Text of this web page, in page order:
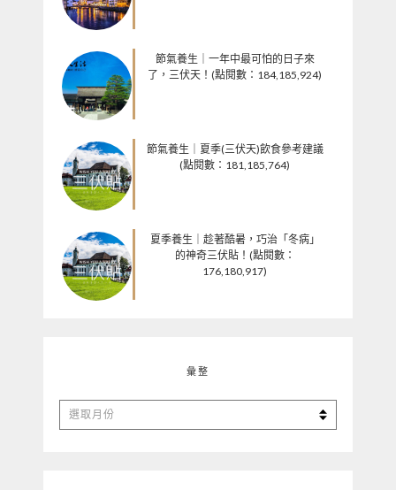
節氣養生｜一年中最可怕的日子來
了，三伏天！(點閱數：184,185,924)
節氣養生｜夏季(三伏天)飲食參考建議
(點閱數：181,185,764)
夏季養生｜趁著酷暑，巧治「冬病」
的神奇三伏貼！(點閱數：
176,180,917)
彙整
彙
整